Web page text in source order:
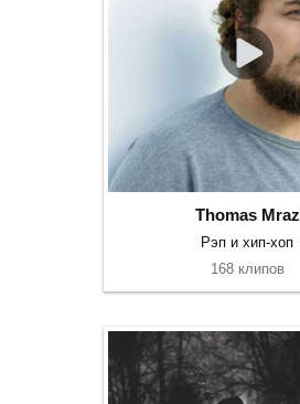
Thomas Mraz
Рэп и хип-хоп
168 клипов